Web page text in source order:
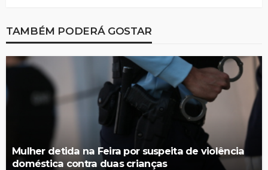
TAMBÉM PODERÁ GOSTAR
Mulher detida na Feira por suspeita de violência
doméstica contra duas crianças